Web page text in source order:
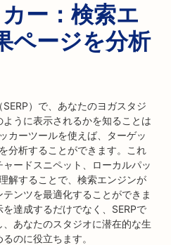
ー：検索エ
ページを分析
）で、あなたのヨガスタジ
うに表示されるかを知ることは
カーツールを使えば、ターゲッ
分析することができます。これ
ードスニペット、ローカルパッ
解することで、検索エンジンが
ンツを最適化することができま
達成するだけでなく、SERPで
あなたのスタジオに潜在的な生
のに役立ちます。